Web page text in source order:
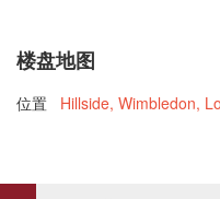
楼盘地图
位置 Hillside, Wimbledon,